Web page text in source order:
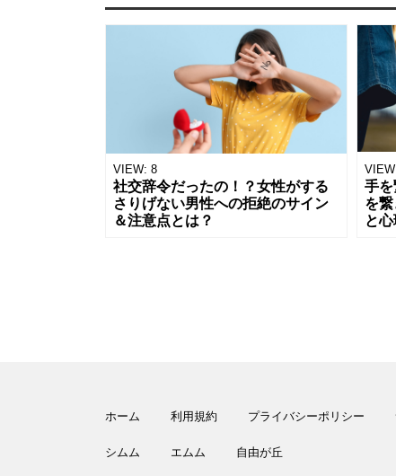
VIEW: 8
社交辞令だったの！？女性がする
さりげない男性への拒絶のサイン
＆注意点とは？
手
を
と
ホーム 利用規約 プライバシーポリシー
シムム エムム 自由が丘